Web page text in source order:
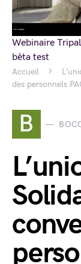
Accueil
des personnels
B
Webinaire
bêta test